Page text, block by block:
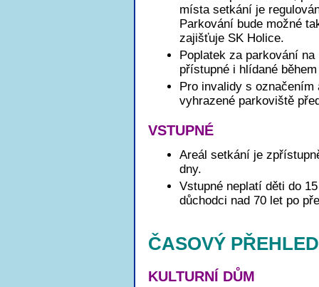
místa setkání je
Parkování bude možné
zajišťuje SK Holice.
Poplatek za parkování
přístupné i hlídané
Pro invalidy s označením
vyhrazené parkoviště
VSTUPNÉ
Areál setkání je
dny.
Vstupné neplatí děti do
důchodci nad 70 let po
ČASOVÝ
KULTURNÍ DŮM